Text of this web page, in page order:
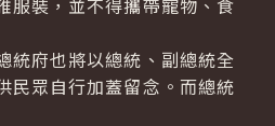
裝，並不得攜帶寵物、食
府也將以總統、副總統全
民眾自行加蓋留念。而總統